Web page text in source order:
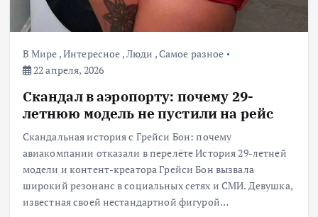
В Мире ,Интересное ,Люди ,Самое разное
22 апреля, 2026
Скандал в аэропорту: почему 29-
летнюю модель не пустили на рейс
Скандальная история с Грейси Бон: почему
авиакомпании отказали в перелёте История 29-летней
модели и контент-креатора Грейси Бон вызвала
широкий резонанс в социальных сетях и СМИ. Девушка,
известная своей нестандартной фигурой…